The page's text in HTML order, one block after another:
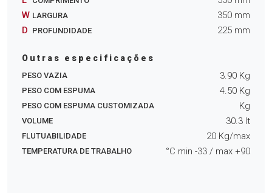
W LARGURA 350 mm
D PROFUNDIDADE 225 mm
Outras especificações
PESO VAZIA 3.90 Kg
PESO COM ESPUMA 4.50 Kg
PESO COM ESPUMA CUSTOMIZADA Kg
VOLUME 30.3 lt
FLUTUABILIDADE 20 Kg/max
TEMPERATURA DE TRABALHO °C min -33 / max +90